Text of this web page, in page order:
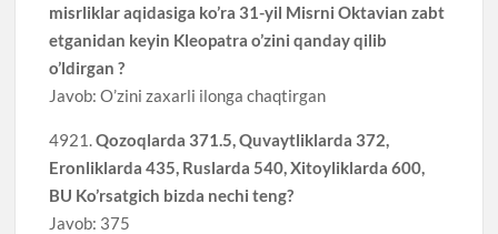
misrliklar aqidasiga ko’ra 31-yil Misrni Oktavian zabt
etganidan keyin Kleopatra o’zini qanday qilib
o’ldirgan ?
Javob: O’zini zaxarli ilonga chaqtirgan
4921.Qozoqlarda 371.5, Quvaytliklarda 372,
Eronliklarda 435, Ruslarda 540, Xitoyliklarda 600,
BU Ko’rsatgich bizda nechi teng?
Javob: 375